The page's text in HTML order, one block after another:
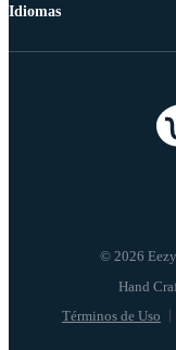
© 2026
Términos de Uso
Idiomas